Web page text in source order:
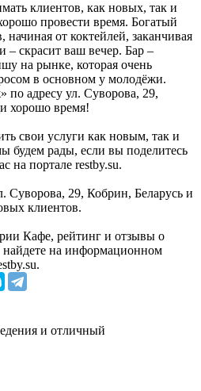
клиентов, как новых, так и
провести время. Богатый
от коктейлей, заканчивая
– скрасит ваш вечер. Бар –
на рынке, которая очень
в основном у молодёжи.
по адресу ул. Суворова, 29,
хорошо время!
свои услуги как новым, так и
будем рады, если вы поделитесь
на портале restby.su.
Суворова, 29, Кобрин, Беларусь и
клиентов.
Кафе, рейтинг и отзывы о
на информационном
и отличный